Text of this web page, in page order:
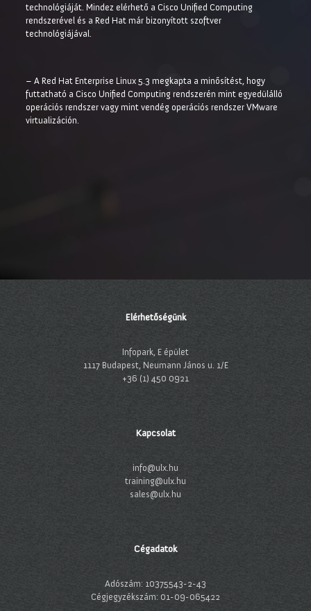
technológiáját. Mindez elérhető a Cisco Unified Computing
rendszerével és a Red Hat már bizonyított szoftver
technológiájával.
– A Red Hat Enterprise Linux 5.3 megkapta a minősítést, hogy
futtatható a Cisco Unified Computing rendszerén mint egyedülálló
operációs rendszer vagy mint vendég operációs rendszer VMware
virtualizáción.
Elérhetőségünk
Infopark, E épület
1117 Budapest, Neumann János u. 1/E
+36 (1) 450 0921
Kapcsolat
info@ulx.hu
training@ulx.hu
sales@ulx.hu
Cégadatok
Adószám: 10375543-2-43
Cégjegyzékszám: 01-09-065422